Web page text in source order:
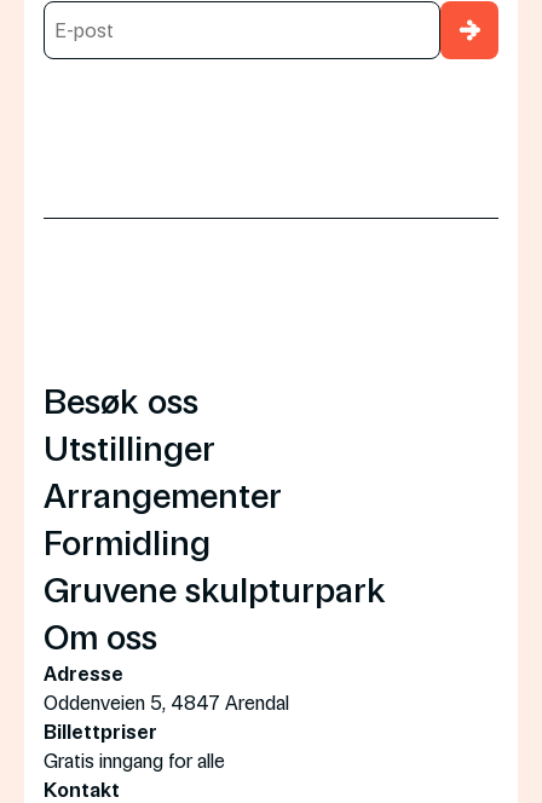
→
Besøk oss
Utstillinger
Arrangementer
Formidling
Gruvene skulpturpark
Om oss
Adresse
Oddenveien 5, 4847 Arendal
Billettpriser
Gratis inngang for alle
Kontakt